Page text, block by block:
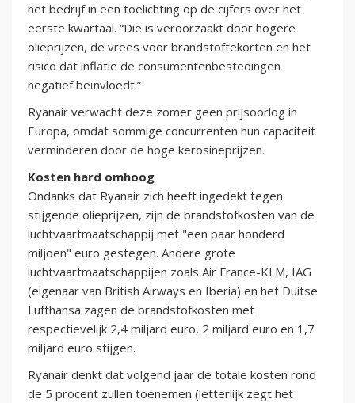
het bedrijf in een toelichting op de cijfers over het
eerste kwartaal. “Die is veroorzaakt door hogere
olieprijzen, de vrees voor brandstoftekorten en het
risico dat inflatie de consumentenbestedingen
negatief beïnvloedt.”
Ryanair verwacht deze zomer geen prijsoorlog in
Europa, omdat sommige concurrenten hun capaciteit
verminderen door de hoge kerosineprijzen.
Kosten hard omhoog
Ondanks dat Ryanair zich heeft ingedekt tegen
stijgende olieprijzen, zijn de brandstofkosten van de
luchtvaartmaatschappij met "een paar honderd
miljoen" euro gestegen. Andere grote
luchtvaartmaatschappijen zoals Air France-KLM, IAG
(eigenaar van British Airways en Iberia) en het Duitse
Lufthansa zagen de brandstofkosten met
respectievelijk 2,4 miljard euro, 2 miljard euro en 1,7
miljard euro stijgen.
Ryanair denkt dat volgend jaar de totale kosten rond
de 5 procent zullen toenemen (letterlijk zegt het